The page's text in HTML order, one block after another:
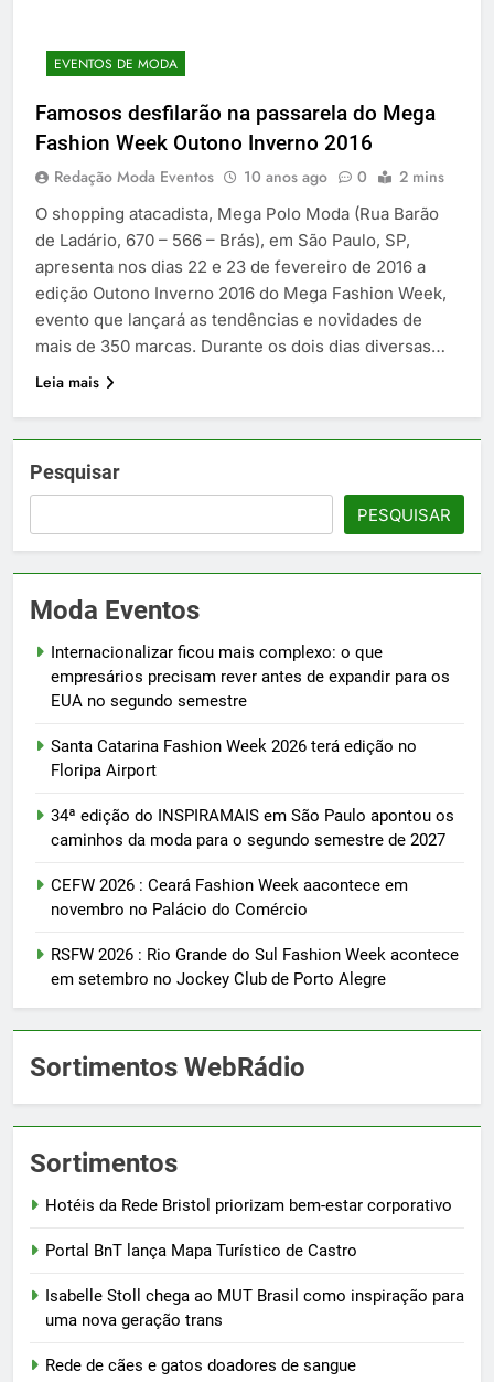
EVENTOS DE MODA
Famosos desfilarão na passarela do Mega
Fashion Week Outono Inverno 2016
Redação Moda Eventos 10 anos ago 0 2 mins
O shopping atacadista, Mega Polo Moda (Rua Barão
de Ladário, 670 – 566 – Brás), em São Paulo, SP,
apresenta nos dias 22 e 23 de fevereiro de 2016 a
edição Outono Inverno 2016 do Mega Fashion Week,
evento que lançará as tendências e novidades de
mais de 350 marcas. Durante os dois dias diversas…
Leia mais
Pesquisar
PESQUISAR
Moda Eventos
Internacionalizar ficou mais complexo: o que
empresários precisam rever antes de expandir para os
EUA no segundo semestre
Santa Catarina Fashion Week 2026 terá edição no
Floripa Airport
34ª edição do INSPIRAMAIS em São Paulo apontou os
caminhos da moda para o segundo semestre de 2027
CEFW 2026 : Ceará Fashion Week aacontece em
novembro no Palácio do Comércio
RSFW 2026 : Rio Grande do Sul Fashion Week acontece
em setembro no Jockey Club de Porto Alegre
Sortimentos WebRádio
Sortimentos
Hotéis da Rede Bristol priorizam bem-estar corporativo
Portal BnT lança Mapa Turístico de Castro
Isabelle Stoll chega ao MUT Brasil como inspiração para
uma nova geração trans
Rede de cães e gatos doadores de sangue